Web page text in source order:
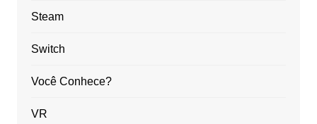
Steam
Switch
Você Conhece?
VR